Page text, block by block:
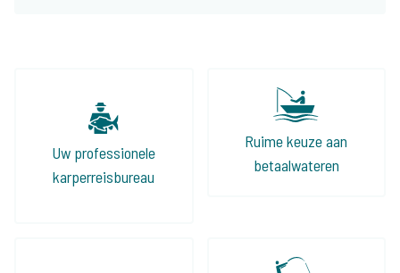
Uw professionele
karperreisbureau
Ruime keuze aan
betaalwateren